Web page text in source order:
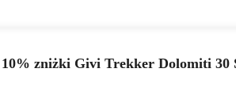
10% zniżki Givi Trekker Dolomiti 30